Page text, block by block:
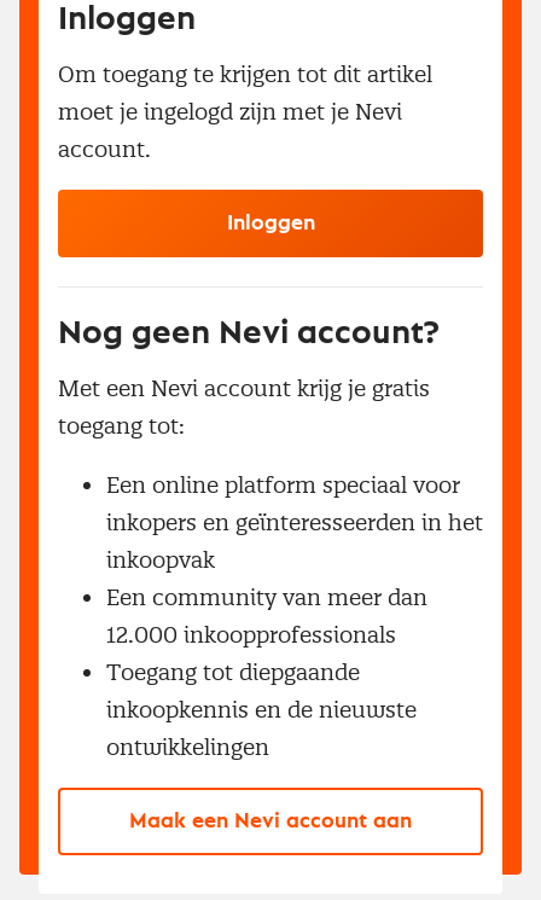
Inloggen
Om toegang te krijgen tot dit artikel
moet je ingelogd zijn met je Nevi
account.
Inloggen
Nog geen Nevi account?
Met een Nevi account krijg je gratis
toegang tot:
Een online platform speciaal voor
inkopers en geïnteresseerden in het
inkoopvak
Een community van meer dan
12.000 inkoopprofessionals
Toegang tot diepgaande
inkoopkennis en de nieuwste
ontwikkelingen
Maak een Nevi account aan